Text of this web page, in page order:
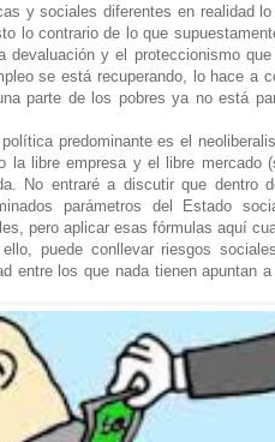
y sociales diferentes en realidad lo
lo contrario de lo que
devaluación y el proteccionismo
se está recuperando, lo hace a
parte de los pobres ya no está
predominante es el
la libre empresa y el libre mercado
No entraré a discutir que dentro
parámetros del Estado
pero aplicar esas fórmulas aquí
puede conllevar riesgos
entre los que nada tienen apuntan a